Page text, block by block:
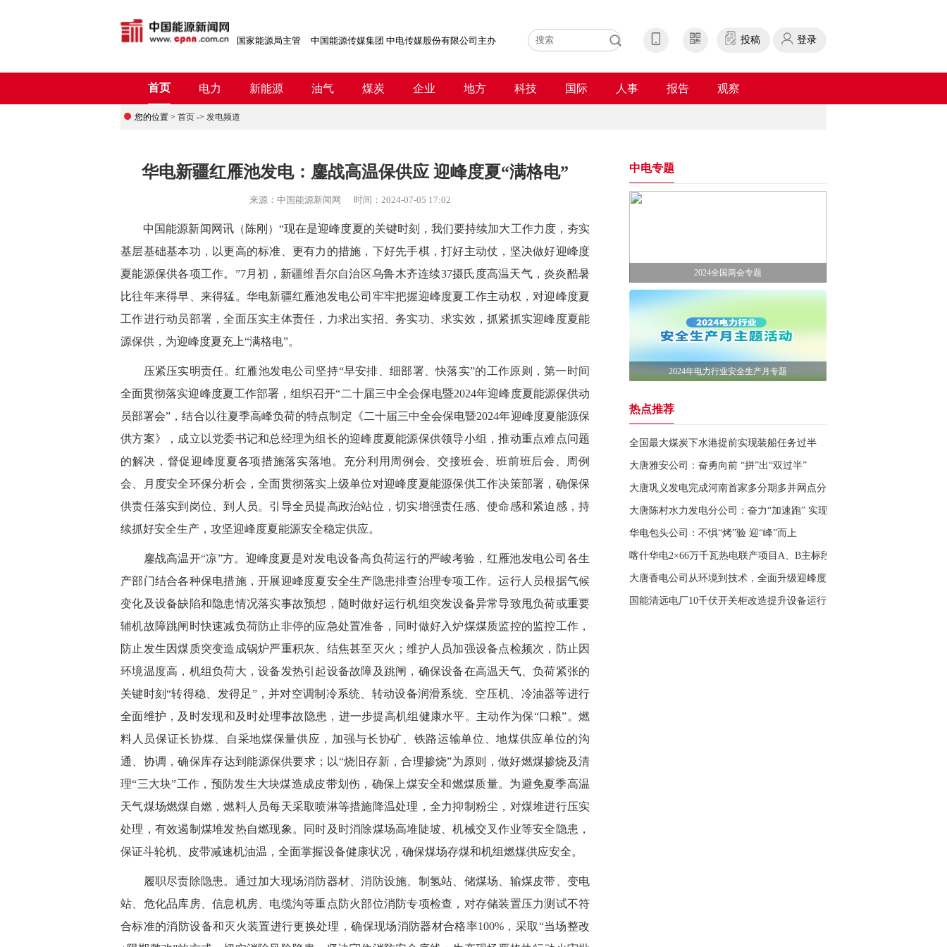
国家能源局主管 中国能源传媒集团 中电传媒股份有限公司主办 投稿 登录
首页 电力 新能源 油气 煤炭 企业 地方 科技 国际 人事 报告 观察
您的位置 > 首页 -> 发电频道
华电新疆红雁池发电：鏖战高温保供应 迎峰度夏“满格电”
来源： 中国能源新闻网 时间： 2024-07-05 17:02
中国能源新闻网讯（陈刚）“现在是迎峰度夏的关键时刻，我们要持续加大工作力度，夯实
基层基础基本功，以更高的标准、更有力的措施，下好先手棋，打好主动仗，坚决做好迎峰度
夏能源保供各项工作。”7月初，新疆维吾尔自治区乌鲁木齐连续37摄氏度高温天气，炎炎酷暑
比往年来得早、来得猛。华电新疆红雁池发电公司牢牢把握迎峰度夏工作主动权，对迎峰度夏
工作进行动员部署，全面压实主体责任，力求出实招、务实功、求实效，抓紧抓实迎峰度夏能
源保供，为迎峰度夏充上“满格电”。
压紧压实明责任。红雁池发电公司坚持“早安排、细部署、快落实”的工作原则，第一时间
全面贯彻落实迎峰度夏工作部署，组织召开“二十届三中全会保电暨2024年迎峰度夏能源保供动
员部署会”，结合以往夏季高峰负荷的特点制定《二十届三中全会保电暨2024年迎峰度夏能源保
供方案》，成立以党委书记和总经理为组长的迎峰度夏能源保供领导小组，推动重点难点问题
的解决，督促迎峰度夏各项措施落实落地。充分利用周例会、交接班会、班前班后会、周例
会、月度安全环保分析会，全面贯彻落实上级单位对迎峰度夏能源保供工作决策部署，确保保
供责任落实到岗位、到人员。引导全员提高政治站位，切实增强责任感、使命感和紧迫感，持
续抓好安全生产，攻坚迎峰度夏能源安全稳定供应。
鏖战高温开“凉”方。迎峰度夏是对发电设备高负荷运行的严峻考验，红雁池发电公司各生
产部门结合各种保电措施，开展迎峰度夏安全生产隐患排查治理专项工作。运行人员根据气候
变化及设备缺陷和隐患情况落实事故预想，随时做好运行机组突发设备异常导致甩负荷或重要
辅机故障跳闸时快速减负荷防止非停的应急处置准备，同时做好入炉煤煤质监控的监控工作，
防止发生因煤质突变造成锅炉严重积灰、结焦甚至灭火；维护人员加强设备点检频次，防止因
环境温度高，机组负荷大，设备发热引起设备故障及跳闸，确保设备在高温天气、负荷紧张的
关键时刻“转得稳、发得足”，并对空调制冷系统、转动设备润滑系统、空压机、冷油器等进行
全面维护，及时发现和及时处理事故隐患，进一步提高机组健康水平。主动作为保“口粮”。燃
料人员保证长协煤、自采地煤保量供应，加强与长协矿、铁路运输单位、地煤供应单位的沟
通、协调，确保库存达到能源保供要求；以“烧旧存新，合理掺烧”为原则，做好燃煤掺烧及清
理“三大块”工作，预防发生大块煤造成皮带划伤，确保上煤安全和燃煤质量。为避免夏季高温
天气煤场燃煤自燃，燃料人员每天采取喷淋等措施降温处理，全力抑制粉尘，对煤堆进行压实
处理，有效遏制煤堆发热自燃现象。同时及时消除煤场高堆陡坡、机械交叉作业等安全隐患，
保证斗轮机、皮带减速机油温，全面掌握设备健康状况，确保煤场存煤和机组燃煤供应安全。
履职尽责除隐患。通过加大现场消防器材、消防设施、制氢站、储煤场、输煤皮带、变电
站、危化品库房、信息机房、电缆沟等重点防火部位消防专项检查，对存储装置压力测试不符
合标准的消防设备和灭火装置进行更换处理，确保现场消防器材合格率100%，采取“当场整改
中电专题
2024全国两会专题
2024年电力行业安全生产月专题
热点推荐
全国最大煤炭下水港提前实现装船任务过半
大唐雅安公司：奋勇向前 “拼”出“双过半”
大唐巩义发电完成河南首家多分期多并网点分散式学校屋顶光伏项目绿证
大唐陈村水力发电分公司：奋力“加速跑” 实现“双过半”
华电包头公司：不惧“烤”验 迎“峰”而上
喀什华电2×66万千瓦热电联产项目A、B主标段施工合同签约
大唐香电公司从环境到技术，全面升级迎峰度夏电力保障
国能清远电厂10千伏开关柜改造提升设备运行效率